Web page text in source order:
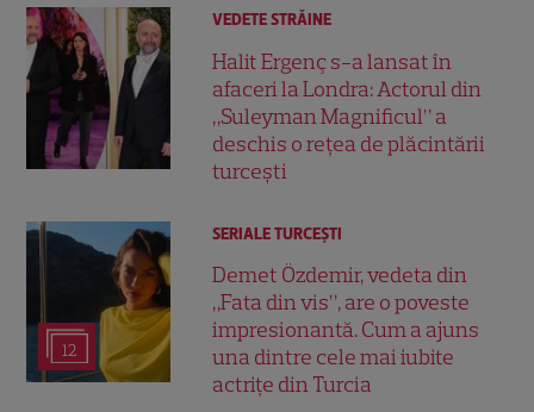
VEDETE STRĂINE
Halit Ergenç s-a lansat în
afaceri la Londra: Actorul din
„Suleyman Magnificul” a
deschis o rețea de plăcintării
turcești
12
SERIALE TURCEŞTI
Demet Özdemir, vedeta din
„Fata din vis”, are o poveste
impresionantă. Cum a ajuns
una dintre cele mai iubite
actrițe din Turcia